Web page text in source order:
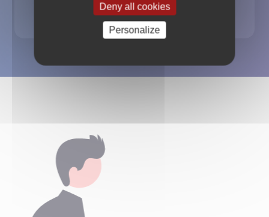
Deny all cookies
Personalize